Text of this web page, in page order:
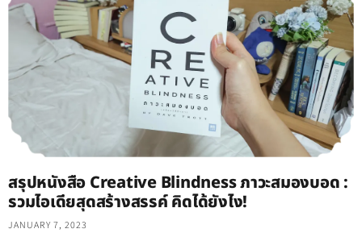
สรุปหนังสือ Creative Blindness ภาวะสมองบอด :
รวมไอเดียสุดสร้างสรรค์ คิดได้ยังไง!
JANUARY 7, 2023